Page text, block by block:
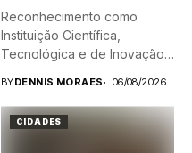
Reconhecimento como
Instituição Científica,
Tecnológica e de Inovação
BYDENNIS MORAES 06/08/2026
CIDADES